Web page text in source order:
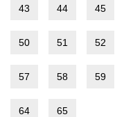
43 44 45
50 51 52
57 58 59
64 65